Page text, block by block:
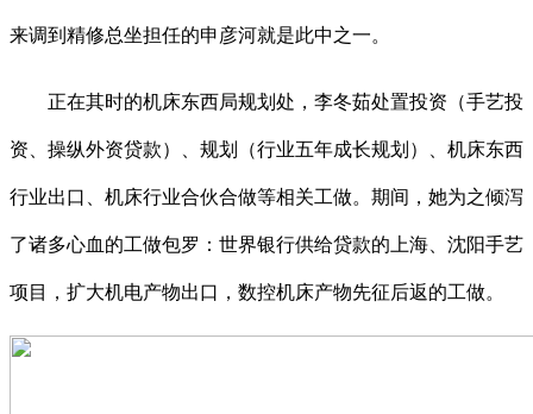
来调到精修总坐担任的申彦河就是此中之一。
正在其时的机床东西局规划处，李冬茹处置投资（手艺投
资、操纵外资贷款）、规划（行业五年成长规划）、机床东西
行业出口、机床行业合伙合做等相关工做。期间，她为之倾泻
了诸多心血的工做包罗：世界银行供给贷款的上海、沈阳手艺
项目，扩大机电产物出口，数控机床产物先征后返的工做。